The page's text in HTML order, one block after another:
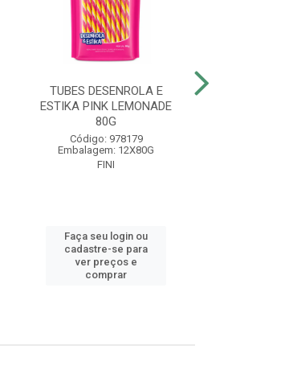
TUBES DESENROLA E
ESTIKA PINK LEMONADE
80G
Código: 978179
Embalagem: 12X80G
FINI
Faça seu login ou
cadastre-se para
ver preços e
comprar